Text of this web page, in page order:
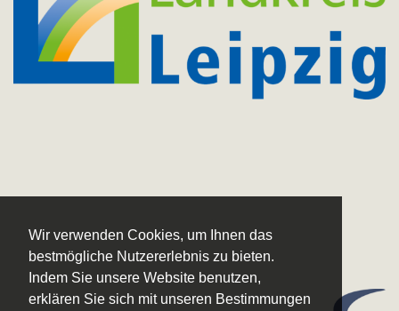
Wir verwenden Cookies, um Ihnen das
bestmögliche Nutzererlebnis zu bieten.
Indem Sie unsere Website benutzen,
erklären Sie sich mit unseren Bestimmungen